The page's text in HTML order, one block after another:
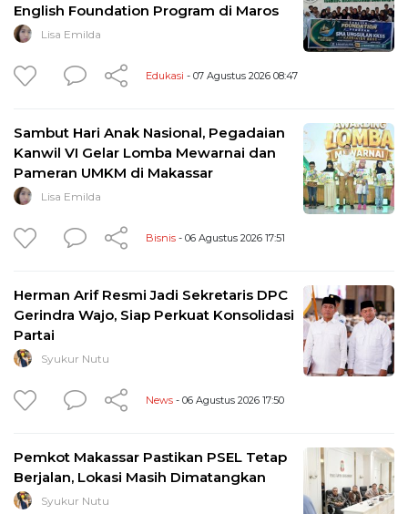
English Foundation Program di Maros
Lisa Emilda
Edukasi - 07 Agustus 2026 08:47
Sambut Hari Anak Nasional, Pegadaian
Kanwil VI Gelar Lomba Mewarnai dan
Pameran UMKM di Makassar
Lisa Emilda
Bisnis - 06 Agustus 2026 17:51
Herman Arif Resmi Jadi Sekretaris DPC
Gerindra Wajo, Siap Perkuat Konsolidasi
Partai
Syukur Nutu
News - 06 Agustus 2026 17:50
Pemkot Makassar Pastikan PSEL Tetap
Berjalan, Lokasi Masih Dimatangkan
Syukur Nutu